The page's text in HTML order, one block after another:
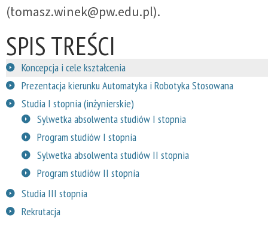
(tomasz.winek@pw.edu.pl).
SPIS TREŚCI
Koncepcja i cele kształcenia
Prezentacja kierunku Automatyka i Robotyka Stosowana
Studia I stopnia (inżynierskie)
Sylwetka absolwenta studiów I stopnia
Program studiów I stopnia
Sylwetka absolwenta studiów II stopnia
Program studiów II stopnia
Studia III stopnia
Rekrutacja